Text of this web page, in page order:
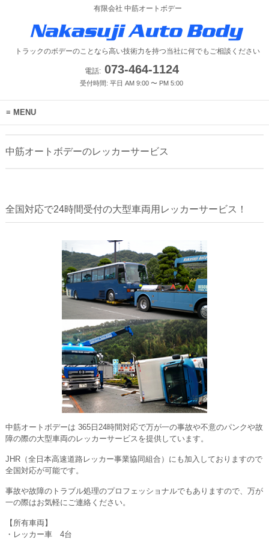
有限会社 中筋オートボデー
トラックのボデーのことなら高い技術力を持つ当社に何でもご相談ください
電話:073-464-1124
受付時間: 平日 AM 9:00 〜 PM 5:00
MENU
中筋オートボデーのレッカーサービス
全国対応で24時間受付の大型車両用レッカーサービス！
中筋オートボデーは 365日24時間対応で万が一の事故や不意のパンクや故
障の際の大型車両のレッカーサービスを提供しています。
JHR（全日本高速道路レッカー事業協同組合）にも加入しておりますので
全国対応が可能です。
事故や故障のトラブル処理のプロフェッショナルでもありますので、万が
一の際はお気軽にご連絡ください。
【所有車両】
・レッカー車 4台